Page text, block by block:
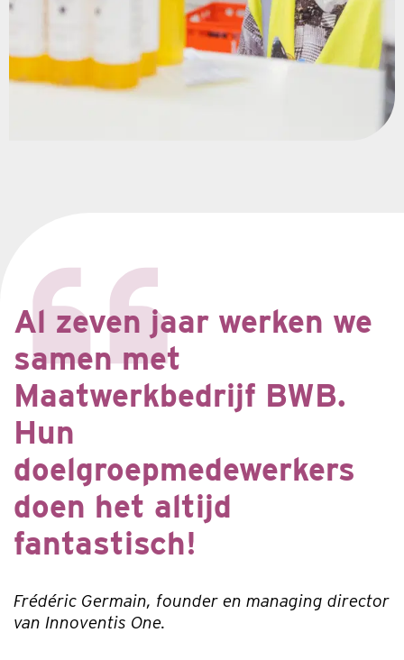
Al zeven jaar werken we
samen met
Maatwerkbedrijf BWB.
Hun
doelgroepmedewerkers
doen het altijd
fantastisch!
Frédéric Germain, founder en managing director
van Innoventis One.